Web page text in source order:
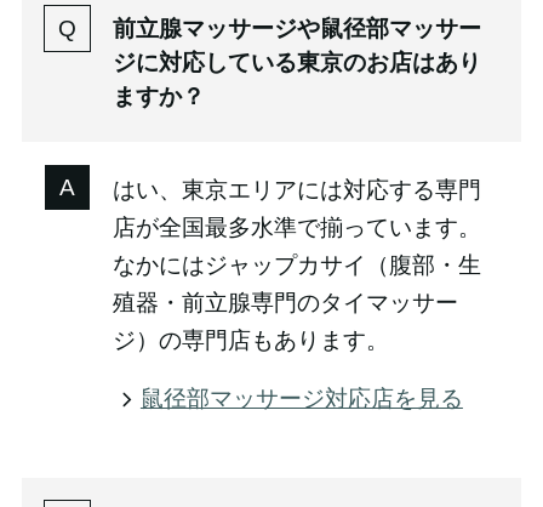
前立腺マッサージや鼠径部マッサー
ジに対応している東京のお店はあり
ますか？
はい、東京エリアには対応する専門
店が全国最多水準で揃っています。
なかにはジャップカサイ（腹部・生
殖器・前立腺専門のタイマッサー
ジ）の専門店もあります。
鼠径部マッサージ対応店を見る